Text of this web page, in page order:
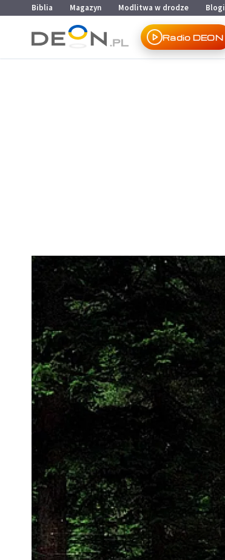
Przejdź do menu głównego
Przejdź do treści
Biblia Magazyn Modlitwa w drodze Blogi
Radio DEON